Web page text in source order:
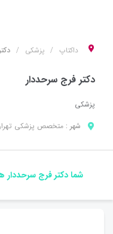
داکتاپ پزشکی
دکتر فرج سرحددار
پزشکی
شهر : متخصص پزشکی
شما دکتر فرج سرحددار